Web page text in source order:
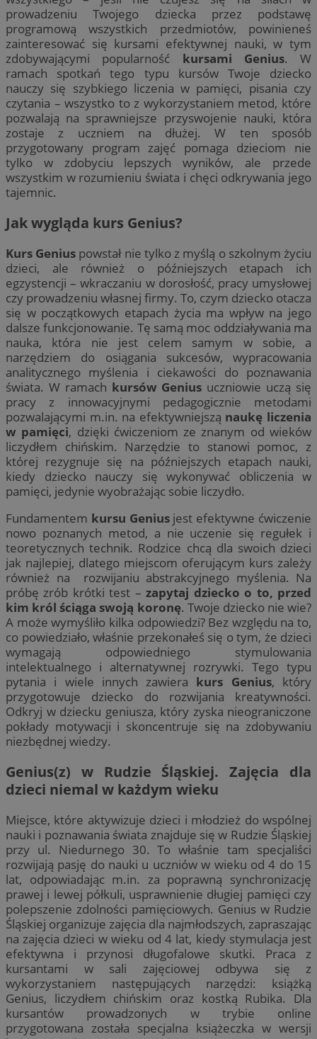
prowadzeniu Twojego dziecka przez podstawę
programową wszystkich przedmiotów, powinieneś
zainteresować się kursami efektywnej nauki, w tym
zdobywającymi popularność kursami Genius. W
ramach spotkań tego typu kursów Twoje dziecko
nauczy się szybkiego liczenia w pamięci, pisania czy
czytania – wszystko to z wykorzystaniem metod, które
pozwalają na sprawniejsze przyswojenie nauki, która
zostaje z uczniem na dłużej. W ten sposób
przygotowany program zajęć pomaga dzieciom nie
tylko w zdobyciu lepszych wyników, ale przede
wszystkim w rozumieniu świata i chęci odkrywania jego
tajemnic.
Jak wygląda kurs Genius?
Kurs Genius powstał nie tylko z myślą o szkolnym życiu
dzieci, ale również o późniejszych etapach ich
egzystencji – wkraczaniu w dorosłość, pracy umysłowej
czy prowadzeniu własnej firmy. To, czym dziecko otacza
się w początkowych etapach życia ma wpływ na jego
dalsze funkcjonowanie. Tę samą moc oddziaływania ma
nauka, która nie jest celem samym w sobie, a
narzędziem do osiągania sukcesów, wypracowania
analitycznego myślenia i ciekawości do poznawania
świata. W ramach kursów Genius uczniowie uczą się
pracy z innowacyjnymi pedagogicznie metodami
pozwalającymi m.in. na efektywniejszą naukę liczenia
w pamięci, dzięki ćwiczeniom ze znanym od wieków
liczydłem chińskim. Narzędzie to stanowi pomoc, z
której rezygnuje się na późniejszych etapach nauki,
kiedy dziecko nauczy się wykonywać obliczenia w
pamięci, jedynie wyobrażając sobie liczydło.
Fundamentem kursu Geniusjest efektywne ćwiczenie
nowo poznanych metod, a nie uczenie się regułek i
teoretycznych technik. Rodzice chcą dla swoich dzieci
jak najlepiej, dlatego miejscom oferującym kurs zależy
również na rozwijaniu abstrakcyjnego myślenia. Na
próbę zrób krótki test –zapytaj dziecko o to, przed
kim król ściąga swoją koronę. Twoje dziecko nie wie?
A może wymyśliło kilka odpowiedzi? Bez względu na to,
co powiedziało, właśnie przekonałeś się o tym, że dzieci
wymagają odpowiedniego stymulowania
intelektualnego i alternatywnej rozrywki. Tego typu
pytania i wiele innych zawiera kurs Genius, który
przygotowuje dziecko do rozwijania kreatywności.
Odkryj w dziecku geniusza, który zyska nieograniczone
pokłady motywacji i skoncentruje się na zdobywaniu
niezbędnej wiedzy.
Genius(z) w Rudzie Śląskiej. Zajęcia dla
dzieci niemal w każdym wieku
Miejsce, które aktywizuje dzieci i młodzież do wspólnej
nauki i poznawania świata znajduje się w Rudzie Śląskiej
przy ul. Niedurnego 30. To właśnie tam specjaliści
rozwijają pasję do nauki u uczniów w wieku od 4 do 15
lat, odpowiadając m.in. za poprawną synchronizację
prawej i lewej półkuli, usprawnienie długiej pamięci czy
polepszenie zdolności pamięciowych. Genius w Rudzie
Śląskiej organizuje zajęcia dla najmłodszych, zapraszając
na zajęcia dzieci w wieku od 4 lat, kiedy stymulacja jest
efektywna i przynosi długofalowe skutki. Praca z
kursantami w sali zajęciowej odbywa się z
wykorzystaniem następujących narzędzi: książką
Genius, liczydłem chińskim oraz kostką Rubika. Dla
kursantów prowadzonych w trybie online
przygotowana została specjalna książeczka w wersji